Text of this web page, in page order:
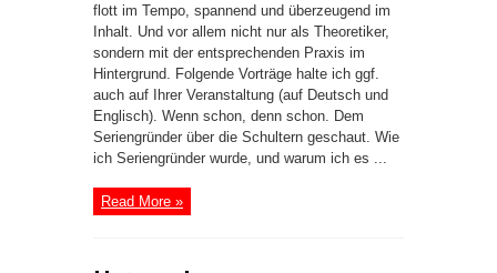
flott im Tempo, spannend und überzeugend im
Inhalt. Und vor allem nicht nur als Theoretiker,
sondern mit der entsprechenden Praxis im
Hintergrund. Folgende Vorträge halte ich ggf.
auch auf Ihrer Veranstaltung (auf Deutsch und
Englisch). Wenn schon, denn schon. Dem
Seriengründer über die Schultern geschaut. Wie
ich Seriengründer wurde, und warum ich es ...
Read More »